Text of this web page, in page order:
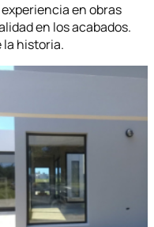
en obras
en los acabados.
la historia.